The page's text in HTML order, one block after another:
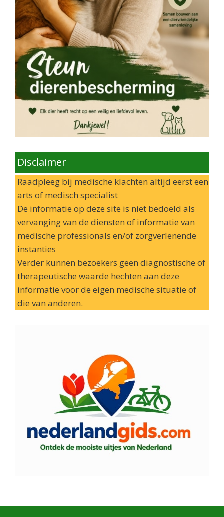
Disclaimer
Raadpleeg bij medische klachten altijd eerst een
arts of medisch specialist
De informatie op deze site is niet bedoeld als
vervanging van de diensten of informatie van
medische professionals en/of zorgverlenende
instanties
Verder kunnen bezoekers geen diagnostische of
therapeutische waarde hechten aan deze
informatie voor de eigen medische situatie of
die van anderen.